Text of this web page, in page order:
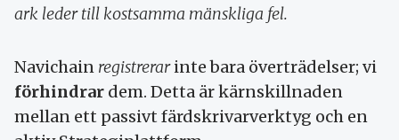
ark leder till kostsamma mänskliga fel.
Navichain registrerarinte bara överträdelser; vi
förhindrar dem. Detta är kärnskillnaden
mellan ett passivt färdskrivarverktyg och en